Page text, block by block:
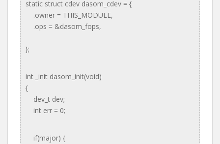
static struct cdev dasom_cdev = {
.owner = THIS_MODULE,
.ops = &dasom_fops,
};
int _init dasom_init(void)
{
dev_t dev;
int err = 0;
if(major) {